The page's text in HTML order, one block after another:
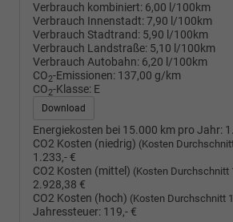
Verbrauch kombiniert: 6,00 l/100km
Verbrauch Innenstadt:7,90 l/100km
Verbrauch Stadtrand: 5,90 l/100km
Verbrauch Landstraße: 5,10 l/100km
Verbrauch Autobahn: 6,20 l/100km
CO2-Emissionen: 137,00 g/km
CO2-Klasse: E
Download
Energiekosten bei 15.000 km pro Jahr:
CO2 Kosten (niedrig) (Kosten
1.233,- €
CO2 Kosten (mittel) (Kosten Durchschnitt
2.928,38 €
CO2 Kosten (hoch) (Kosten Durchschnitt
Jahressteuer: 119,- €